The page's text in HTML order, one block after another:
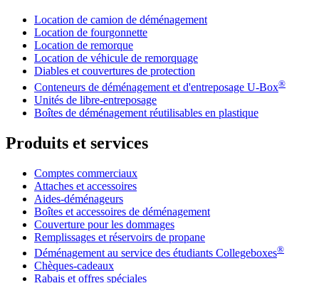
Location de camion de déménagement
Location de fourgonnette
Location de remorque
Location de véhicule de remorquage
Diables et couvertures de protection
Conteneurs de déménagement et d'entreposage U-Box®
Unités de libre-entreposage
Boîtes de déménagement réutilisables en plastique
Produits et services
Comptes commerciaux
Attaches et accessoires
Aides-déménageurs
Boîtes et accessoires de déménagement
Couverture pour les dommages
Remplissages et réservoirs de propane
Déménagement au service des étudiants Collegeboxes®
Chèques-cadeaux
Rabais et offres spéciales